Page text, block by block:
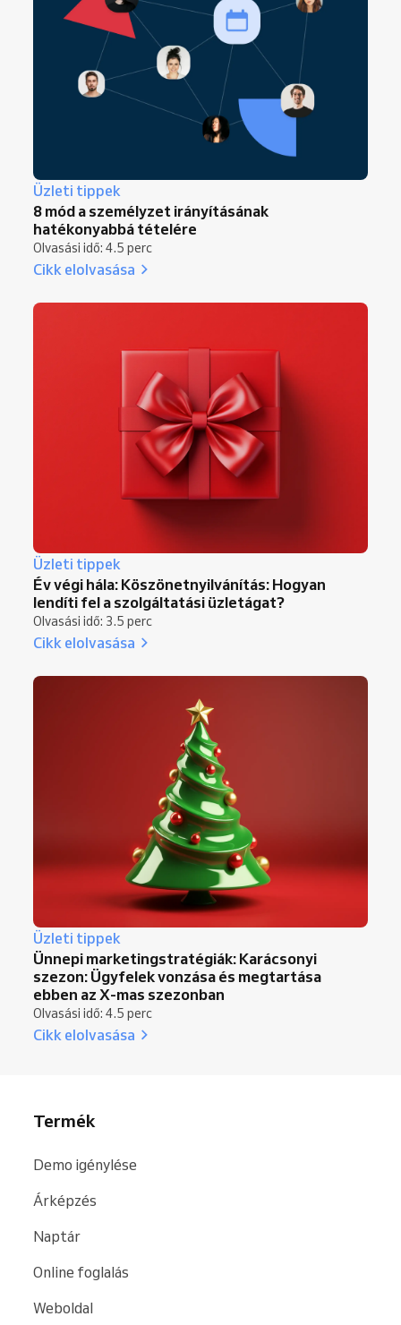
Reserviolehetővé teszi, hogy ön az
ügyfelekre koncentráljon anaptár
egyeztetése helyett.
Üzleti tippek
8 mód a személyzet irányításának
hatékonyabbá tételére
Olvasási idő: 4.5 perc
Cikk elolvasása
Üzleti tippek
Év végi hála: Köszönetnyilvánítás: Hogyan
lendíti fel a szolgáltatási üzletágat?
Olvasási idő: 3.5 perc
Cikk elolvasása
Üzleti tippek
Ünnepi marketingstratégiák: Karácsonyi
szezon: Ügyfelek vonzása és megtartása
ebben az X-mas szezonban
Olvasási idő: 4.5 perc
Cikk elolvasása
Termék
Demo igénylése
Árképzés
Naptár
Online foglalás
Weboldal